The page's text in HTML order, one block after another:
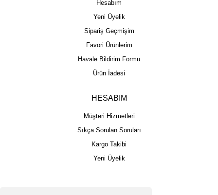
Hesabım
Yeni Üyelik
Sipariş Geçmişim
Favori Ürünlerim
Havale Bildirim Formu
Ürün İadesi
HESABIM
Müşteri Hizmetleri
Sıkça Sorulan Soruları
Kargo Takibi
Yeni Üyelik